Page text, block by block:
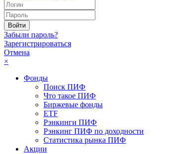
Забыли пароль?
Зарегистрироваться
Отмена
×
Фонды
Поиск ПИФ
Что такое ПИФ
Биржевые фонды
ETF
Рэнкинги ПИФ
Рэнкинг ПИФ по доходности
Статистика рынка ПИФ
Акции